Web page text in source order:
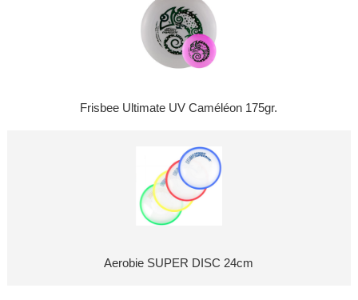
Frisbee Ultimate UV Caméléon 175gr.
Aerobie SUPER DISC 24cm